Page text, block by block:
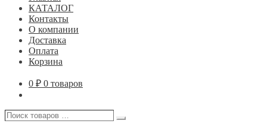
КАТАЛОГ
Контакты
О компании
Доставка
Оплата
Корзина
0 ₽ 0 товаров
Поиск
Поиск